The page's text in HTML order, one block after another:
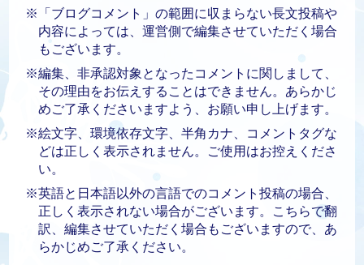
※「ブログコメント」の範囲に収まらない長文投稿や
内容によっては、運営側で編集させていただく場合
もございます。
※編集、非承認対象となったコメントに関しまして、
その理由をお伝えすることはできません。あらかじ
めご了承くださいますよう、お願い申し上げます。
※絵文字、環境依存文字、半角カナ、コメントタグな
どは正しく表示されません。ご使用はお控えくださ
い。
※英語と日本語以外の言語でのコメント投稿の場合、
正しく表示されない場合がございます。こちらで翻
訳、編集させていただく場合もございますので、あ
らかじめご了承ください。